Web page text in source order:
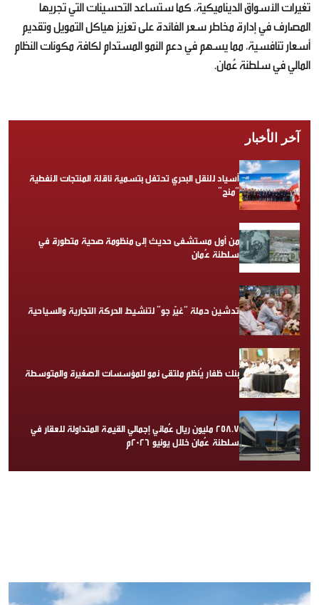
تغيرات الأسواق الديناميكية، كما ستساعد التحسينات التي تجريها
المصارف في إدارة مخاطر سعر الفائدة على تعزيز هياكل التمويل وتقديم
أسعار تنافسية، مما يسهم في دعم النمو المستدام لكافة مكونات النظام
المالي في سلطنة عُمان.
آخر الأخبار
أسياد للنقل البحري تحتفل بتسمية ناقلة المنتجات النفطية
“منح”
من أول مستشفى حديث إلى منظومة صحية متطورة في
سلطنة عُمان
تدشين حملة “غيّر جو” لتنشيط الحركة التجارية والسياحية
بنك ظفار يُنظم ملتقى نمو للمؤسسات الصغيرة والمتوسطة
258.7 مليون ريال عُماني إجمالي القيمة المتداولة للعقار في
سلطنة عُمان خلال يونيو 2026م